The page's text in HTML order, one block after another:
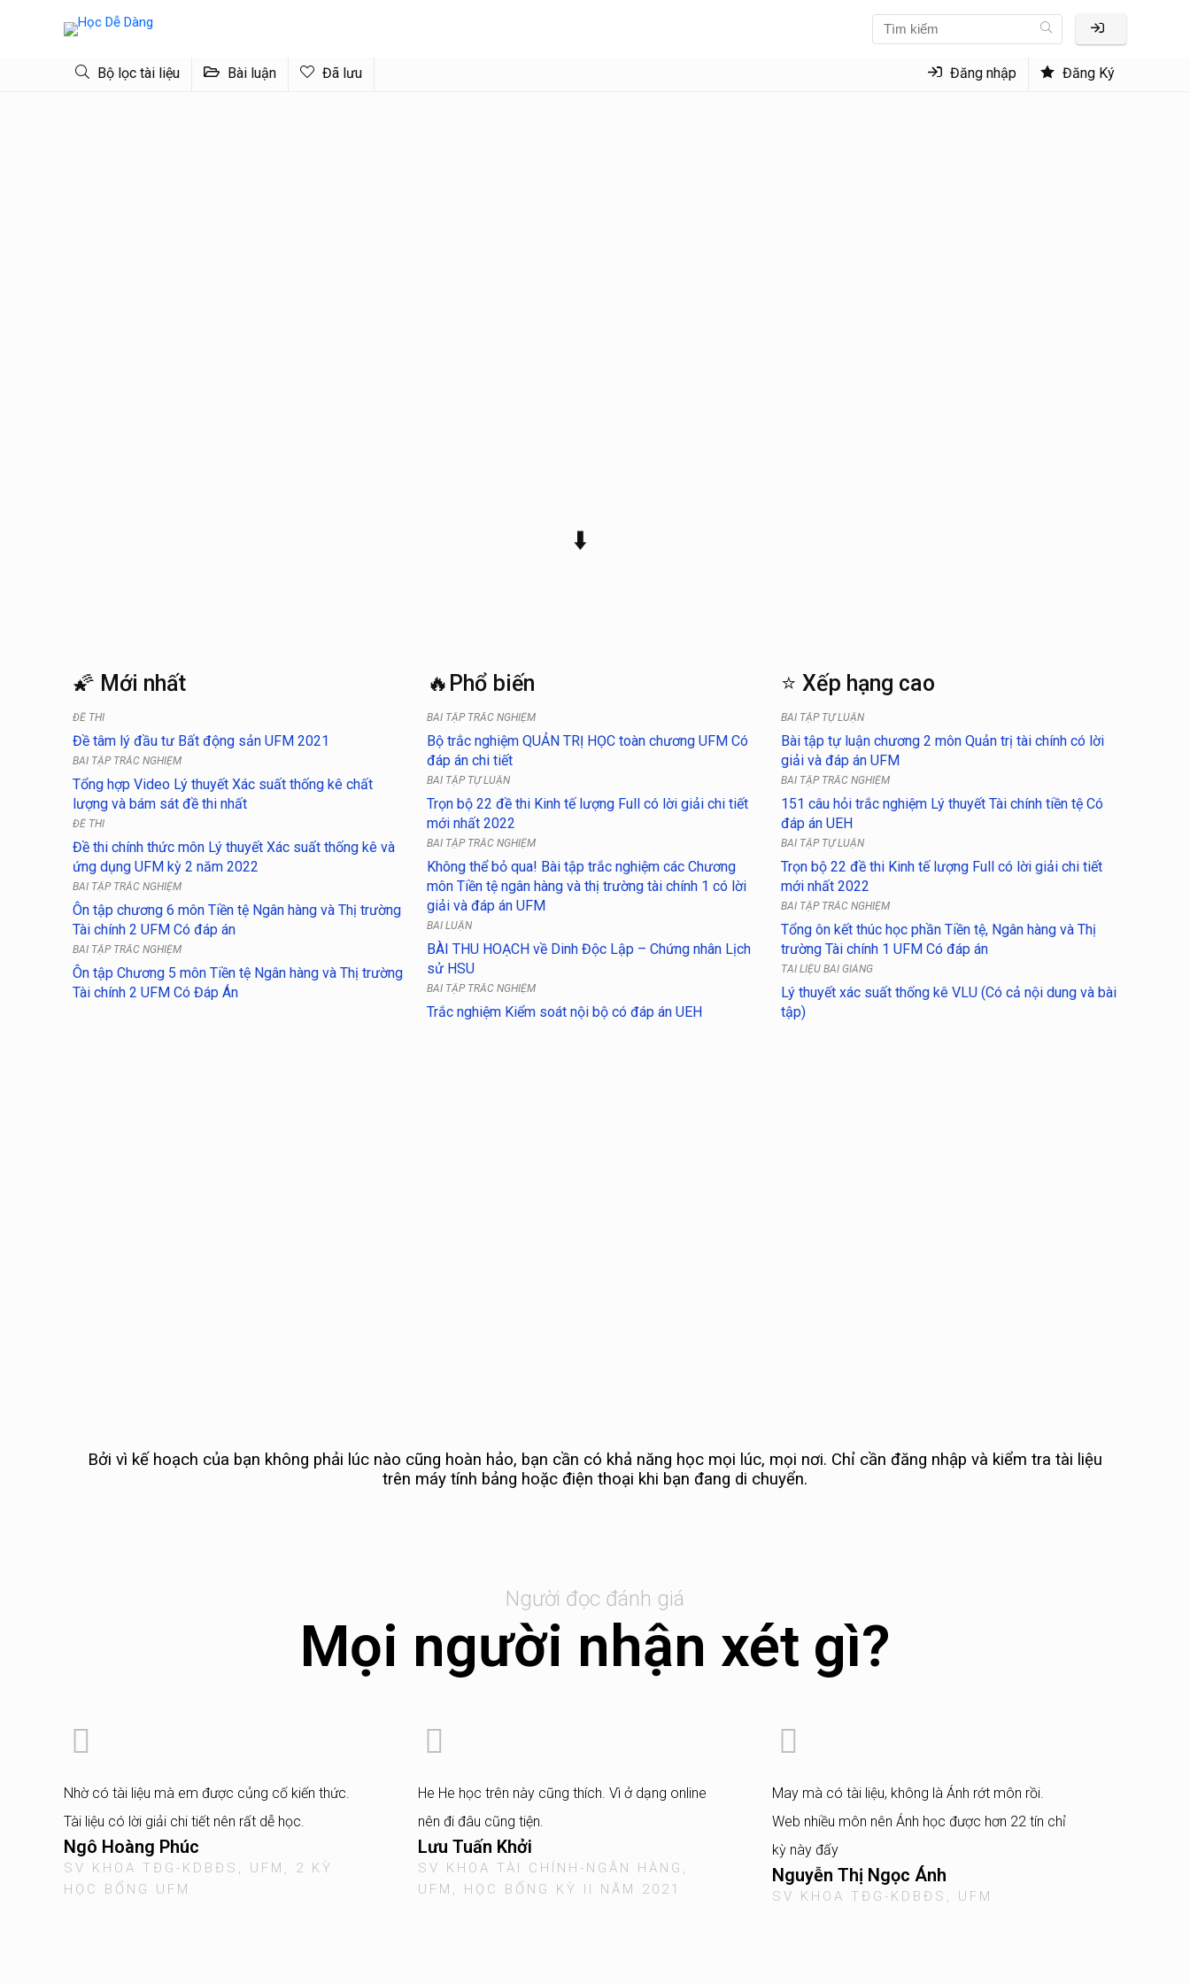
Bộ lọc tài liệu Bài luận Đã lưu Đăng nhập Đăng Ký
⬇️
🌠 Mới nhất
ĐỀ THI
Đề tâm lý đầu tư Bất động sản UFM 2021
BÀI TẬP TRẮC NGHIỆM
Tổng hợp Video Lý thuyết Xác suất thống kê chất
lượng và bám sát đề thi nhất
ĐỀ THI
Đề thi chính thức môn Lý thuyết Xác suất thống kê và
ứng dụng UFM kỳ 2 năm 2022
BÀI TẬP TRẮC NGHIỆM
Ôn tập chương 6 môn Tiền tệ Ngân hàng và Thị trường
Tài chính 2 UFM Có đáp án
BÀI TẬP TRẮC NGHIỆM
Ôn tập Chương 5 môn Tiền tệ Ngân hàng và Thị trường
Tài chính 2 UFM Có Đáp Án
🔥Phổ biến
BÀI TẬP TRẮC NGHIỆM
Bộ trắc nghiệm QUẢN TRỊ HỌC toàn chương UFM Có
đáp án chi tiết
BÀI TẬP TỰ LUẬN
Trọn bộ 22 đề thi Kinh tế lượng Full có lời giải chi tiết
mới nhất 2022
BÀI TẬP TRẮC NGHIỆM
Không thể bỏ qua! Bài tập trắc nghiệm các Chương
môn Tiền tệ ngân hàng và thị trường tài chính 1 có lời
giải và đáp án UFM
BÀI LUẬN
BÀI THU HOẠCH về Dinh Độc Lập – Chứng nhân Lịch
sử HSU
BÀI TẬP TRẮC NGHIỆM
Trắc nghiệm Kiểm soát nội bộ có đáp án UEH
⭐ Xếp hạng cao
BÀI TẬP TỰ LUẬN
Bài tập tự luận chương 2 môn Quản trị tài chính có lời
giải và đáp án UFM
BÀI TẬP TRẮC NGHIỆM
151 câu hỏi trắc nghiệm Lý thuyết Tài chính tiền tệ Có
đáp án UEH
BÀI TẬP TỰ LUẬN
Trọn bộ 22 đề thi Kinh tế lượng Full có lời giải chi tiết
mới nhất 2022
BÀI TẬP TRẮC NGHIỆM
Tổng ôn kết thúc học phần Tiền tệ, Ngân hàng và Thị
trường Tài chính 1 UFM Có đáp án
TÀI LIỆU BÀI GIẢNG
Lý thuyết xác suất thống kê VLU (Có cả nội dung và bài
tập)
Bởi vì kế hoạch của bạn không phải lúc nào cũng hoàn hảo, bạn cần có khả năng học mọi lúc, mọi nơi. Chỉ cần đăng nhập và kiểm tra tài liệu
trên máy tính bảng hoặc điện thoại khi bạn đang di chuyển.
Người đọc đánh giá
Mọi người nhận xét gì?
Nhờ có tài liệu mà em được củng cố kiến thức.
Tài liệu có lời giải chi tiết nên rất dễ học.
Ngô Hoàng Phúc
SV KHOA TĐG-KDBĐS, UFM, 2 KỲ
HỌC BỔNG UFM
He He học trên này cũng thích. Vì ở dạng online
nên đi đâu cũng tiện.
Lưu Tuấn Khởi
SV KHOA TÀI CHÍNH-NGÂN HÀNG,
UFM, HỌC BỔNG KỲ II NĂM 2021
May mà có tài liệu, không là Ánh rớt môn rồi.
Web nhiều môn nên Ánh học được hơn 22 tín chỉ
kỳ này đấy
Nguyễn Thị Ngọc Ánh
SV KHOA TĐG-KDBĐS, UFM